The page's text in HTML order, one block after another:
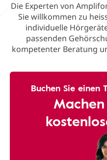
Die Experten von
Sie willkommen zu
individuelle
passenden
kompetenter Beratung
Buchen Sie einen